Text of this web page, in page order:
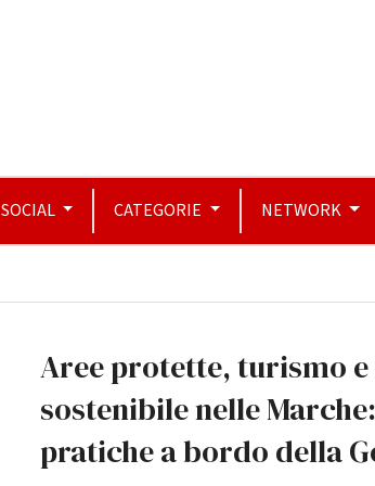
SOCIAL CATEGORIE NETWORK
Aree protette, turismo
sostenibile nelle
pratiche a bordo della